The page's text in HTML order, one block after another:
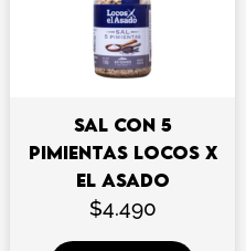
SAL CON 5
PIMIENTAS LOCOS X
EL ASADO
$4.490